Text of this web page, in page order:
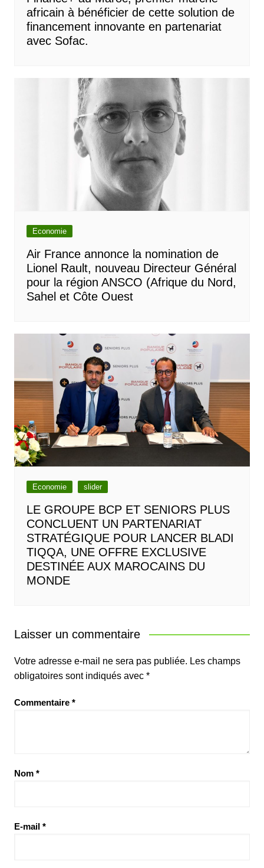
africain à bénéficier de cette solution de
financement innovante en partenariat
avec Sofac.
Economie
Air France annonce la nomination de
Lionel Rault, nouveau Directeur Général
pour la région ANSCO (Afrique du Nord,
Sahel et Côte Ouest
Economie slider
LE GROUPE BCP ET SENIORS PLUS
CONCLUENT UN PARTENARIAT
STRATÉGIQUE POUR LANCER BLADI
TIQQA, UNE OFFRE EXCLUSIVE
DESTINÉE AUX MAROCAINS DU
MONDE
Laisser un commentaire
Votre adresse e-mail ne sera pas publiée. Les champs
obligatoires sont indiqués avec *
Commentaire *
Nom *
E-mail *